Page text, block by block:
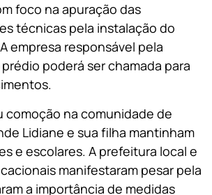
foco na apuração das
técnicas pela instalação do
empresa responsável pela
poderá ser chamada para
comoção na comunidade de
Lidiane e sua filha mantinham
e escolares. A prefeitura local e
manifestaram pesar pela
a importância de medidas